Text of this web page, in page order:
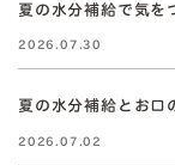
夏の水分補給で気を
2026.07.30
夏の水分補給とお口
2026.07.02